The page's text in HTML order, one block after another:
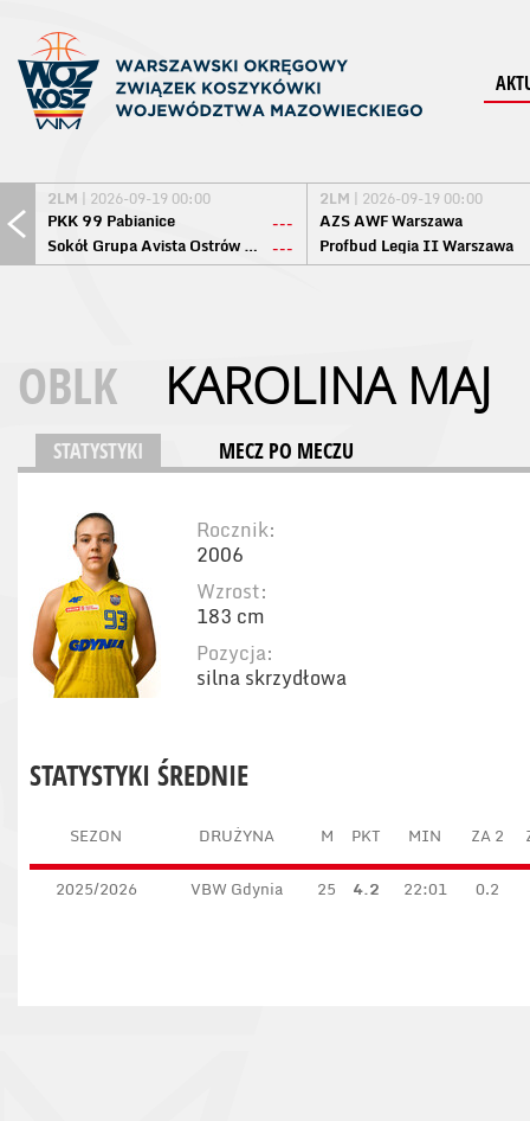
2LM | 2026-09-19 00:00
PKK 99 Pabianice
---
Sokół Grupa Avista Ostrów Maz. ---
2LM | 2026-09-19 00:00
AZS AWF Warszawa
Profbud Legia II Warszawa
OBLK KAROLINA MAJ
STATYSTYKI MECZ PO MECZU
Rocznik:
2006
Wzrost:
183 cm
Pozycja:
silna skrzydłowa
STATYSTYKI ŚREDNIE
SEZON DRUŻYNA M PKT MIN ZA 2
2025/2026 VBW Gdynia 25 4.2 22:01 0.2